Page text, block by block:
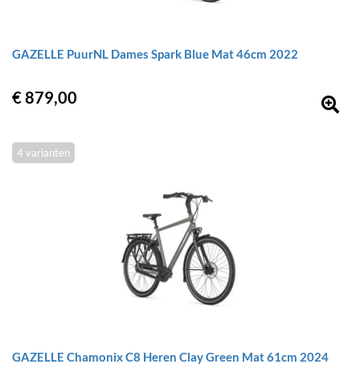
GAZELLE PuurNL Dames Spark Blue Mat 46cm 2022
€ 879,00
GAZELLE Chamonix C8 Heren Clay Green Mat 61cm 2024
4 varianten